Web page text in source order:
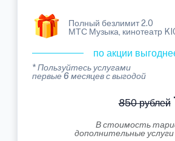
Полный безлимит 2.0
МТС Музыка, кинотеатр
по акции
* Пользуйтесь услугами
первые 6 месяцев с выгодой
850 рублей
В стоимость
дополнительные